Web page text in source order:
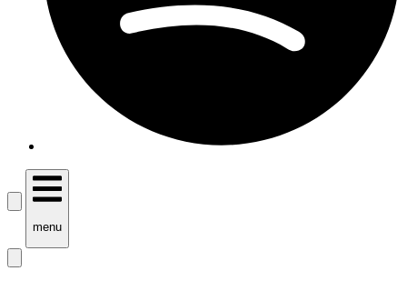
menu